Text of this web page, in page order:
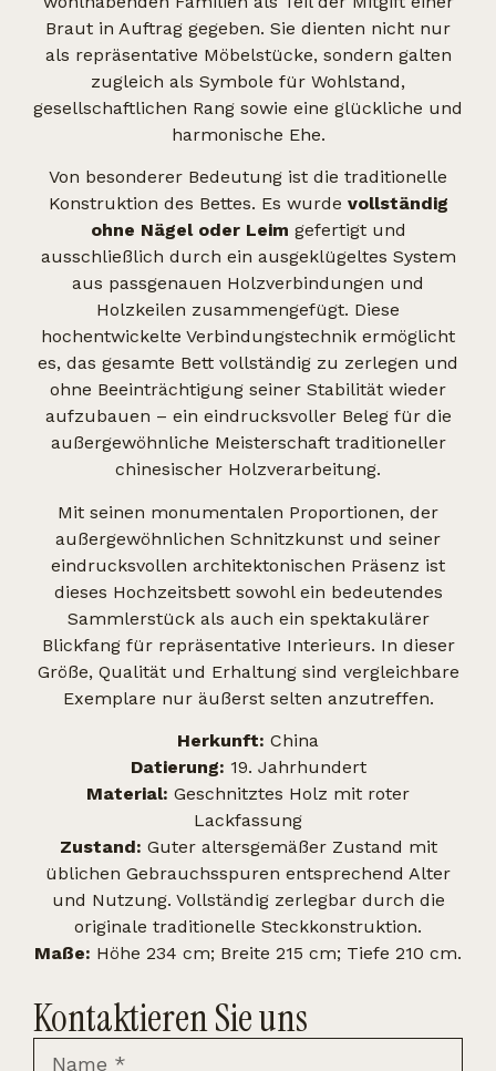
Braut in Auftrag gegeben. Sie dienten nicht nur
als repräsentative Möbelstücke, sondern galten
zugleich als Symbole für Wohlstand,
gesellschaftlichen Rang sowie eine glückliche und
harmonische Ehe.
Von besonderer Bedeutung ist die traditionelle
Konstruktion des Bettes. Es wurde vollständig
ohne Nägel oder Leim gefertigt und
ausschließlich durch ein ausgeklügeltes System
aus passgenauen Holzverbindungen und
Holzkeilen zusammengefügt. Diese
hochentwickelte Verbindungstechnik ermöglicht
es, das gesamte Bett vollständig zu zerlegen und
ohne Beeinträchtigung seiner Stabilität wieder
aufzubauen – ein eindrucksvoller Beleg für die
außergewöhnliche Meisterschaft traditioneller
chinesischer Holzverarbeitung.
Mit seinen monumentalen Proportionen, der
außergewöhnlichen Schnitzkunst und seiner
eindrucksvollen architektonischen Präsenz ist
dieses Hochzeitsbett sowohl ein bedeutendes
Sammlerstück als auch ein spektakulärer
Blickfang für repräsentative Interieurs. In dieser
Größe, Qualität und Erhaltung sind vergleichbare
Exemplare nur äußerst selten anzutreffen.
Herkunft: China
Datierung: 19. Jahrhundert
Material: Geschnitztes Holz mit roter
Lackfassung
Zustand: Guter altersgemäßer Zustand mit
üblichen Gebrauchsspuren entsprechend Alter
und Nutzung. Vollständig zerlegbar durch die
originale traditionelle Steckkonstruktion.
Maße: Höhe 234 cm; Breite 215 cm; Tiefe 210 cm.
Kontaktieren Sie uns